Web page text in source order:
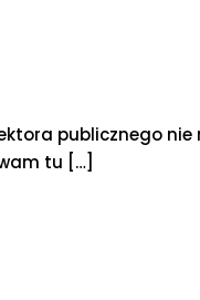
publicznego nie
tu […]